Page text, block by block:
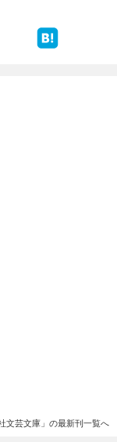
文芸文庫」の最新刊一覧へ